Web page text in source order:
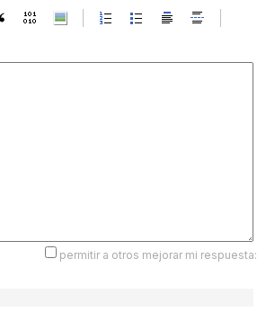
permitir a otros mejorar mi respuesta: